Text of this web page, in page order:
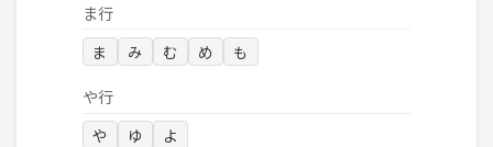
ま行
ま み む め も
や行
や ゆ よ